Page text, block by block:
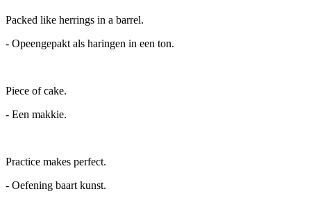
Packed like herrings in a barrel.
- Opeengepakt als haringen in een ton.
Piece of cake.
- Een makkie.
Practice makes perfect.
- Oefening baart kunst.